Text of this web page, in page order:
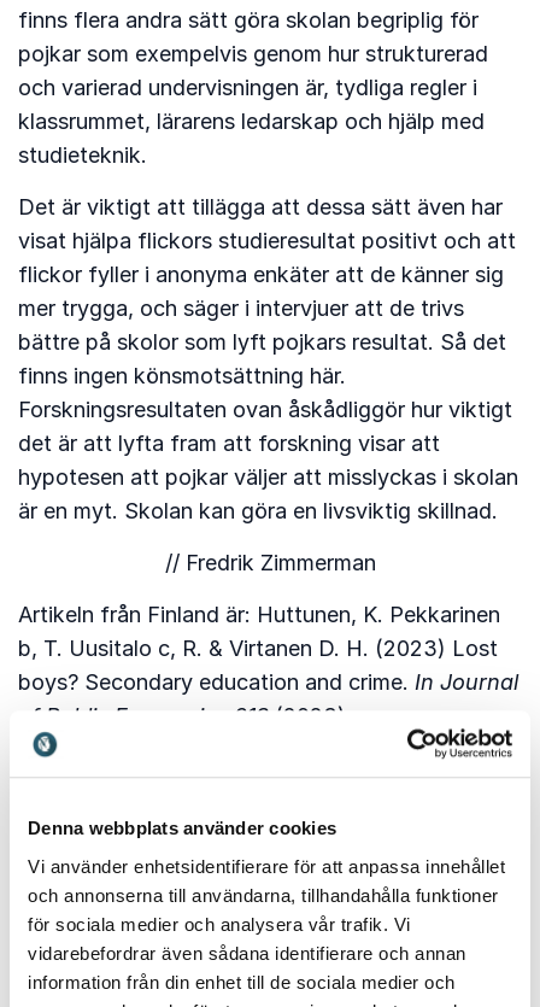
Denna webbplats använder cookies
Vi använder enhetsidentifierare för att anpassa innehållet
och annonserna till användarna, tillhandahålla funktioner
för sociala medier och analysera vår trafik. Vi
vidarebefordrar även sådana identifierare och annan
information från din enhet till de sociala medier och
finns flera andra sätt göra skolan begriplig för
pojkar som exempelvis genom hur strukturerad
och varierad undervisningen är, tydliga regler i
klassrummet, lärarens ledarskap och hjälp med
studieteknik.
Det är viktigt att tillägga att dessa sätt även har
visat hjälpa flickors studieresultat positivt och att
flickor fyller i anonyma enkäter att de känner sig
mer trygga, och säger i intervjuer att de trivs
bättre på skolor som lyft pojkars resultat. Så det
finns ingen könsmotsättning här.
Forskningsresultaten ovan åskådliggör hur viktigt
det är att lyfta fram att forskning visar att
hypotesen att pojkar väljer att misslyckas i skolan
är en myt. Skolan kan göra en livsviktig skillnad.
// Fredrik Zimmerman
Artikeln från Finland är: Huttunen, K. Pekkarinen
b, T. Uusitalo c, R. & Virtanen D. H. (2023) Lost
boys? Secondary education and crime. In Journal
of Public Economics 218 (2023).
Intervjustudie bland unga boendes i utsatta
Hansson, S. (2011).Kampen för att bli någon:
bilder av förorten och riskfyllda
utvecklingsvägar i Göteborg.Göteborg: FoU i
Väst.
Studier som visar hur skolor ökat resultaten bland